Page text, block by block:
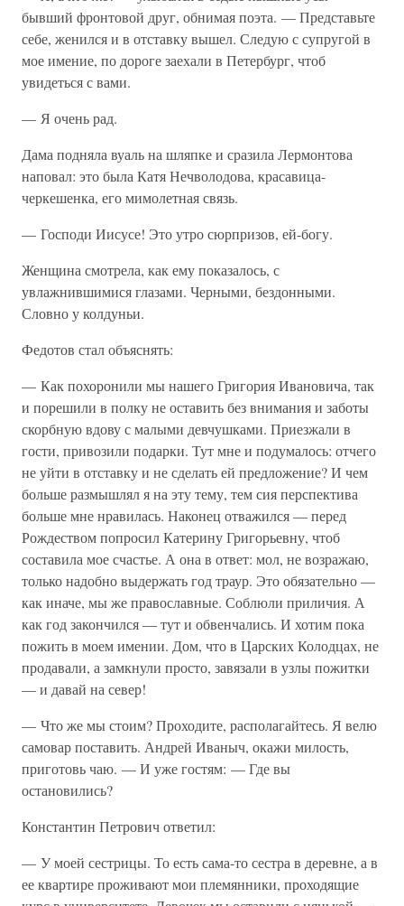
бывший фронтовой друг, обнимая поэта. — Представьте
себе, женился и в отставку вышел. Следую с супругой в
мое имение, по дороге заехали в Петербург, чтоб
увидеться с вами.
— Я очень рад.
Дама подняла вуаль на шляпке и сразила Лермонтова
наповал: это была Катя Нечволодова, красавица-
черкешенка, его мимолетная связь.
— Господи Иисусе! Это утро сюрпризов, ей-богу.
Женщина смотрела, как ему показалось, с
увлажнившимися глазами. Черными, бездонными.
Словно у колдуньи.
Федотов стал объяснять:
— Как похоронили мы нашего Григория Ивановича, так
и порешили в полку не оставить без внимания и заботы
скорбную вдову с малыми девчушками. Приезжали в
гости, привозили подарки. Тут мне и подумалось: отчего
не уйти в отставку и не сделать ей предложение? И чем
больше размышлял я на эту тему, тем сия перспектива
больше мне нравилась. Наконец отважился — перед
Рождеством попросил Катерину Григорьевну, чтоб
составила мое счастье. А она в ответ: мол, не возражаю,
только надобно выдержать год траур. Это обязательно —
как иначе, мы же православные. Соблюли приличия. А
как год закончился — тут и обвенчались. И хотим пока
пожить в моем имении. Дом, что в Царских Колодцах, не
продавали, а замкнули просто, завязали в узлы пожитки
— и давай на север!
— Что же мы стоим? Проходите, располагайтесь. Я велю
самовар поставить. Андрей Иваныч, окажи милость,
приготовь чаю. — И уже гостям: — Где вы
остановились?
Константин Петрович ответил:
— У моей сестрицы. То есть сама-то сестра в деревне, а в
ее квартире проживают мои племянники, проходящие